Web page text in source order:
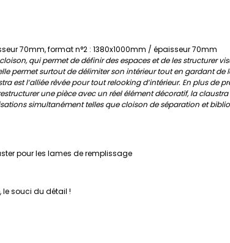
70mm, format n°2 : 1380x1000mm / épaisseur 70mm
qui permet de définir des espaces et de les structurer
permet surtout de délimiter son intérieur tout en gardant de
est l’alliée rêvée pour tout relooking d’intérieur. En plus de
une pièce avec un réel élément décoratif, la
simultanément telles que cloison de séparation et
pour les lames de remplissage
le souci du détail !